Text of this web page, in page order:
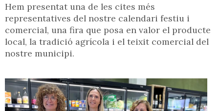
Hem presentat una de les cites més
representatives del nostre calendari festiu i
comercial, una fira que posa en valor el producte
local, la tradició agrícola i el teixit comercial del
nostre municipi.